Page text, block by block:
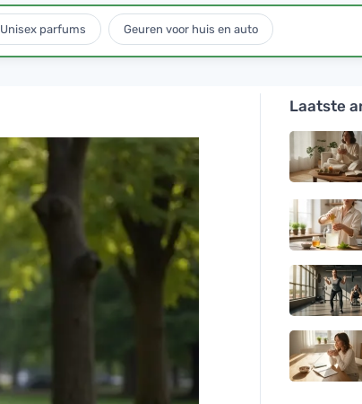
Unisex parfums Geuren voor huis en auto
Laatste